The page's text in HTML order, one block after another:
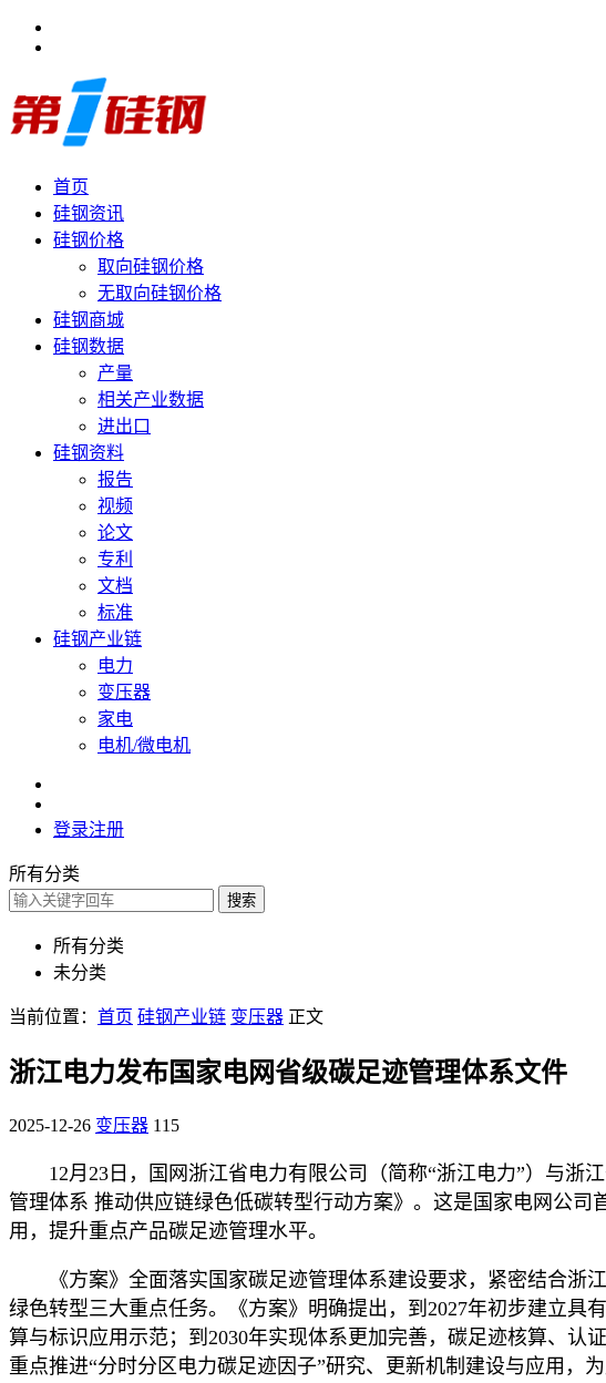
首页
硅钢资讯
硅钢价格
取向硅钢价格
无取向硅钢价格
硅钢商城
硅钢数据
产量
相关产业数据
进出口
硅钢资料
报告
视频
论文
专利
文档
标准
硅钢产业链
电力
变压器
家电
电机/微电机
登录注册
所有分类
搜索
所有分类
未分类
当前位置： 首页 硅钢产业链 变压器 正文
浙江电力发布国家电网省级碳足迹管理体系文件
2025-12-26 变压器 115
12月23日，国网浙江省电力有限公司（简称“浙江电力”）与
管理体系 推动供应链绿色低碳转型行动方案》。这是国家电网公
用，提升重点产品碳足迹管理水平。
《方案》全面落实国家碳足迹管理体系建设要求，紧密结合
绿色转型三大重点任务。《方案》明确提出，到2027年初步建立具
算与标识应用示范；到2030年实现体系更加完善，碳足迹核算、认
重点推进“分时分区电力碳足迹因子”研究、更新机制建设与应用，